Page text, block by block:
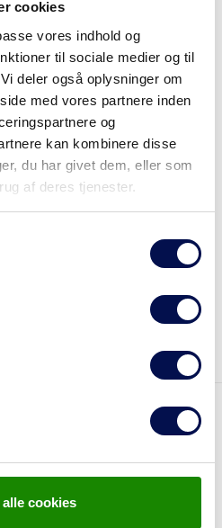
cookies
vores indhold og
til sociale medier og til
deler også oplysninger om
med vores partnere inden
og
kan kombinere disse
du har givet dem, eller som
af deres tjenester.
cookies
S3502-YNCS S7000-N
KONTAKT OS